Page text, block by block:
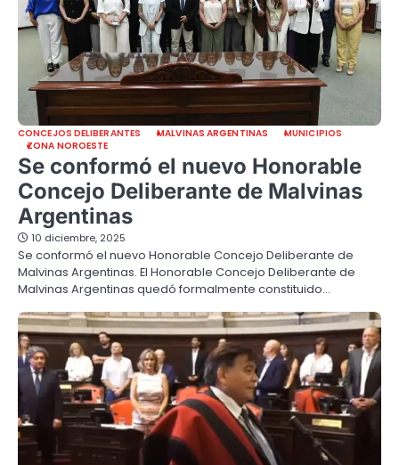
CONCEJOS DELIBERANTES MALVINAS ARGENTINAS
MUNICIPIOS
ZONA NOROESTE
Se conformó el nuevo Honorable
Concejo Deliberante de Malvinas
Argentinas
10 diciembre, 2025
Se conformó el nuevo Honorable Concejo Deliberante de
Malvinas Argentinas. El Honorable Concejo Deliberante de
Malvinas Argentinas quedó formalmente constituido…